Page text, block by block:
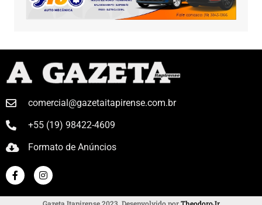
comercial@gazetaitapirense.com.br
+55 (19) 98422-4609
Formato de Anúncios